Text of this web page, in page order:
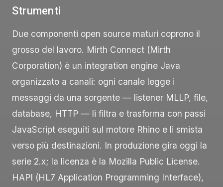
Strumenti
Due componenti open source maturi coprono il
grosso del lavoro. Mirth Connect (Mirth
Corporation) è un integration engine Java
organizzato a canali: ogni canale legge i
messaggi da una sorgente — listener MLLP, file,
database, HTTP — li filtra e trasforma con passi
JavaScript eseguiti sul motore Rhino e li smista
verso più destinazioni. In produzione gira oggi la
serie 2.x; la licenza è la Mozilla Public License.
HAPI (HL7 Application Programming Interface),